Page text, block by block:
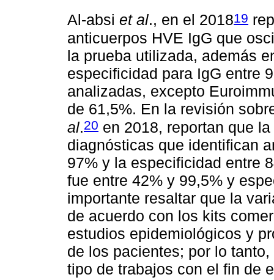
Al-absi et al., en el 201819
anticuerpos HVE IgG que
la prueba utilizada, además
especificidad para IgG entre
analizadas, excepto
de 61,5%. En la revisión
al.20 en 2018, reportan que
diagnósticas que identifican
97% y la especificidad entre
fue entre 42% y 99,5% y
importante resaltar que la
de acuerdo con los kits
estudios epidemiológicos y
de los pacientes; por lo
tipo de trabajos con el fin de